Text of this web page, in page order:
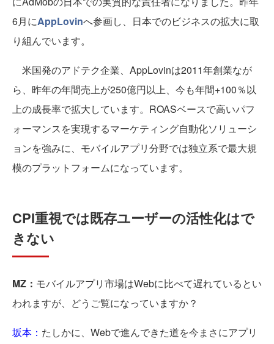
6月にAppLovinへ参画し、日本でのビジネスの拡大に取
り組んでいます。
米国発のアドテク企業、AppLovinは2011年創業なが
ら、昨年の年間売上が250億円以上、今も年間+100％以
上の成長率で拡大しています。ROASベースで高いパフ
ォーマンスを実現するマーケティング自動化ソリューシ
ョンを強みに、モバイルアプリ分野では独立系で最大規
模のプラットフォームになっています。
CPI重視では既存ユーザーの活性化はで
きない
MZ： モバイルアプリ市場はWebに比べて遅れているとい
われますが、どうご覧になっていますか？
坂本： たしかに、Webで進んできた道を今まさにアプリ